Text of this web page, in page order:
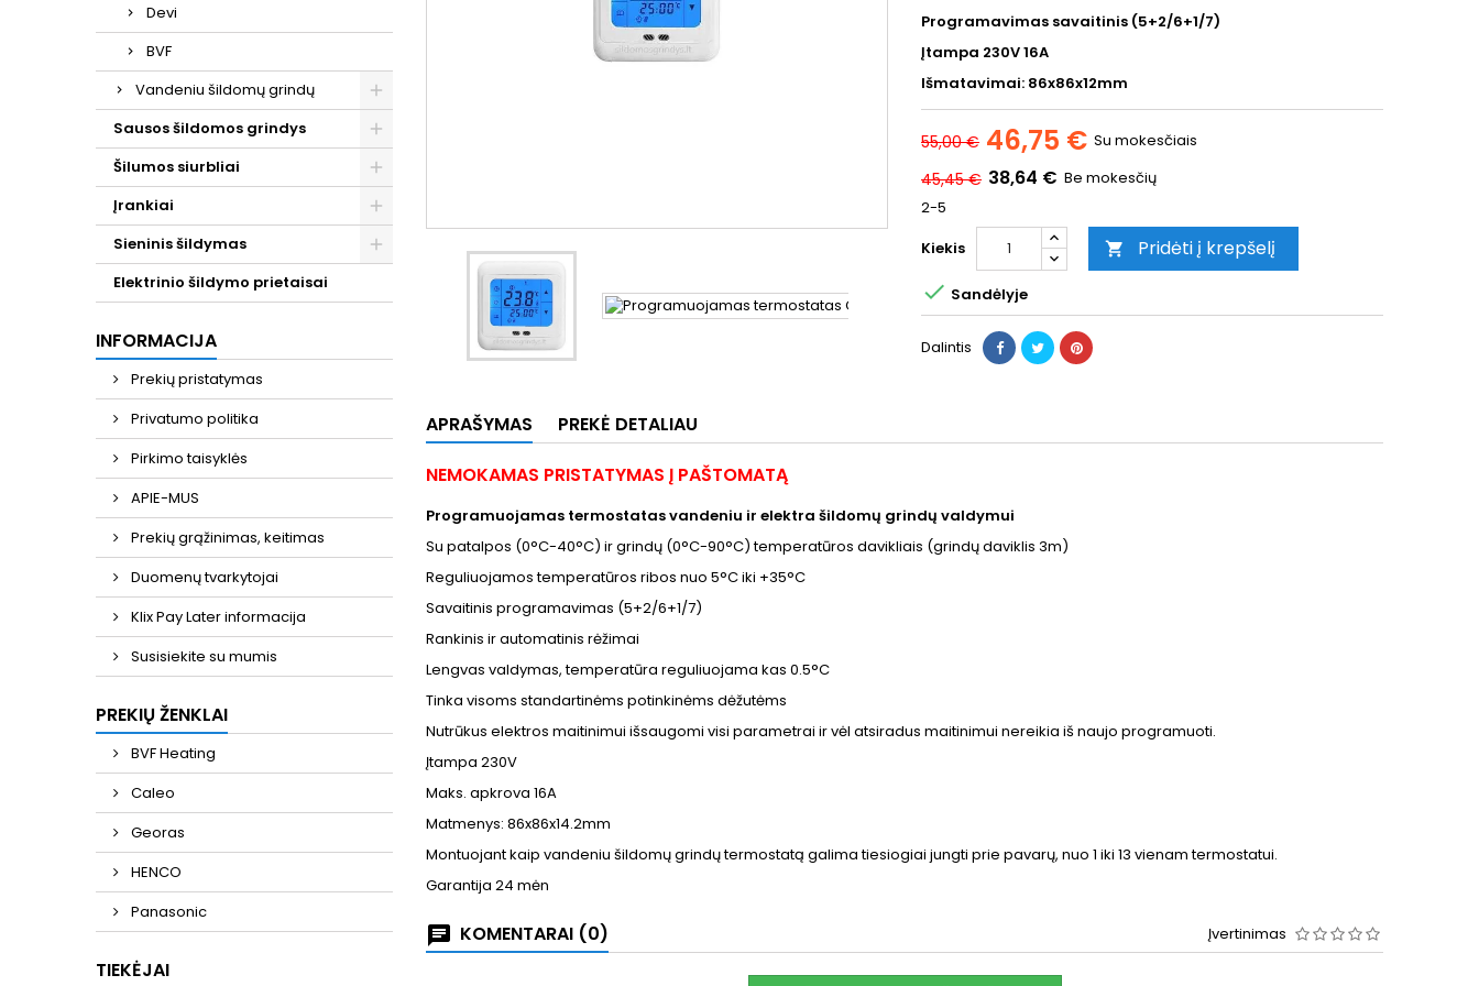
Devi
BVF
Vandeniu šildomų grindų
Sausos šildomos grindys
Šilumos siurbliai
Įrankiai
Sieninis šildymas
Elektrinio šildymo prietaisai
INFORMACIJA
Prekių pristatymas
Privatumo politika
Pirkimo taisyklės
APIE-MUS
Prekių grąžinimas, keitimas
Duomenų tvarkytojai
Klix Pay Later informacija
Susisiekite su mumis
PREKIŲ ŽENKLAI
BVF Heating
Caleo
Georas
HENCO
Panasonic
TIEKĖJAI
Programavimas savaitinis (5+2/6+1/7)
Įtampa 230V 16A
Išmatavimai: 86x86x12mm
55,00 € 46,75 € Su mokesčiais
45,45 € 38,64 € Be mokesčių
2-5
Kiekis
 Pridėti į krepšelį
 Sandėlyje
Dalintis
APRAŠYMAS
PREKĖ DETALIAU
NEMOKAMAS PRISTATYMAS Į PAŠTOMATĄ
Programuojamas termostatasvandeniu ir elektra šildomų grindų valdymui
Su patalpos (0°C-40°C) ir grindų (0°C-90°C) temperatūros davikliais (grindų daviklis 3m)
Reguliuojamos temperatūros ribos nuo 5°C iki +35°C
Savaitinis programavimas (5+2/6+1/7)
Rankinis ir automatinis rėžimai
Lengvas valdymas, temperatūra reguliuojama kas 0.5°C
Tinka visoms standartinėms potinkinėms dėžutėms
Nutrūkus elektros maitinimui išsaugomi visi parametrai ir vėl atsiradus maitinimui nereikia iš naujo programuoti.
Įtampa 230V
Maks. apkrova 16A
Matmenys: 86x86x14.2mm
Montuojant kaip vandeniu šildomų grindų termostatą galima tiesiogiai jungti prie pavarų, nuo 1 iki 13 vienam termostatui.
Garantija 24 mėn
KOMENTARAI (0) Įvertinimas